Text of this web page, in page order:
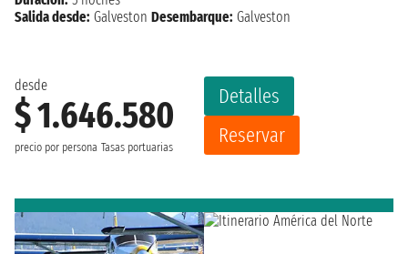
desde
$ 1.646.580
precio por persona Tasas portuarias
Detalles
Reservar
Salida desde: Galveston Desembarque: Galveston